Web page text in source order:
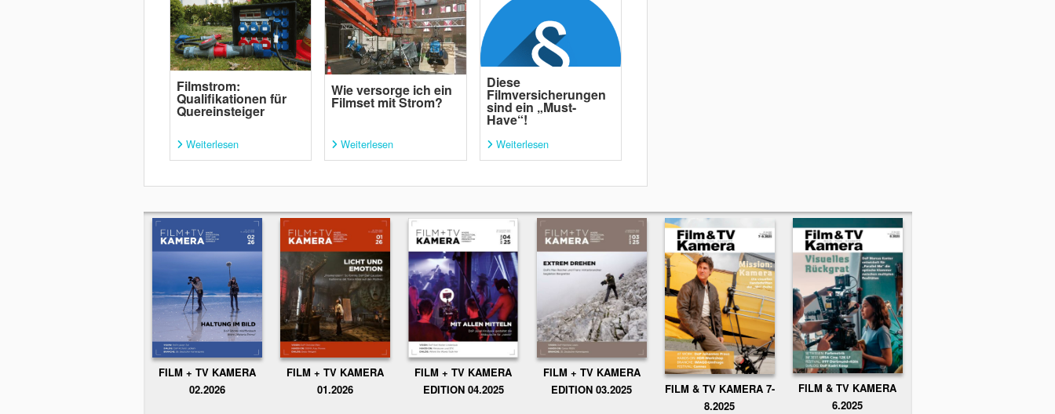
Filmstrom:
Qualifikationen für
Quereinsteiger
Weiterlesen
Wie versorge ich ein
Filmset mit Strom?
Weiterlesen
Diese
Filmversicherungen
sind ein „Must-
Have“!
Weiterlesen
FILM + TV KAMERA
02.2026
FILM + TV KAMERA
01.2026
FILM + TV KAMERA
EDITION 04.2025
FILM + TV KAMERA
EDITION 03.2025
FILM & TV KAMERA 7-
8.2025
FILM & TV KAMERA
6.2025